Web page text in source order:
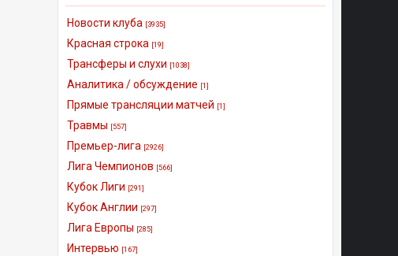
Новости клуба [3935]
Красная строка [19]
Трансферы и слухи [1038]
Аналитика / обсуждение [1]
Прямые трансляции матчей [1]
Травмы [557]
Премьер-лига [2926]
Лига Чемпионов [566]
Кубок Лиги [291]
Кубок Англии [297]
Лига Европы [285]
Интервью [167]